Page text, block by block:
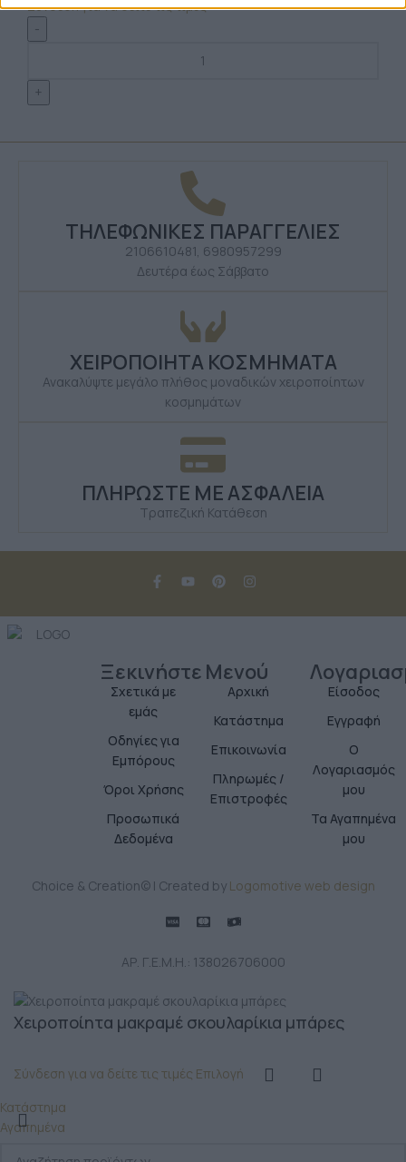
Σύνδεση για να δείτε τις τιμές
ΤΗΛΕΦΩΝΙΚΕΣ ΠΑΡΑΓΓΕΛΙΕΣ
2106610481, 6980957299
Δευτέρα έως Σάββατο
ΧΕΙΡΟΠΟΙΗΤΑ ΚΟΣΜΗΜΑΤΑ
Ανακαλύψτε μεγάλο πλήθος μοναδικών χειροποίητων
κοσμημάτων
ΠΛΗΡΩΣΤΕ ΜΕ ΑΣΦΑΛΕΙΑ
Τραπεζική Κατάθεση
Ξεκινήστε
Σχετικά με
εμάς
Οδηγίες για
Εμπόρους
Όροι Χρήσης
Προσωπικά
Δεδομένα
Μενού
Αρχική
Κατάστημα
Επικοινωνία
Πληρωμές /
Επιστροφές
Είσοδος
Εγγραφή
Ο
Λογαριασμός
μου
Τα Αγαπημένα
μου
Choice & Creation© | Created by Logomotive web design
ΑΡ. Γ.Ε.Μ.Η.: 138026706000
Χειροποίητα μακραμέ σκουλαρίκια μπάρες
Σύνδεση για να δείτε τις τιμές Επιλογή
Κατάστημα
Αγαπημένα